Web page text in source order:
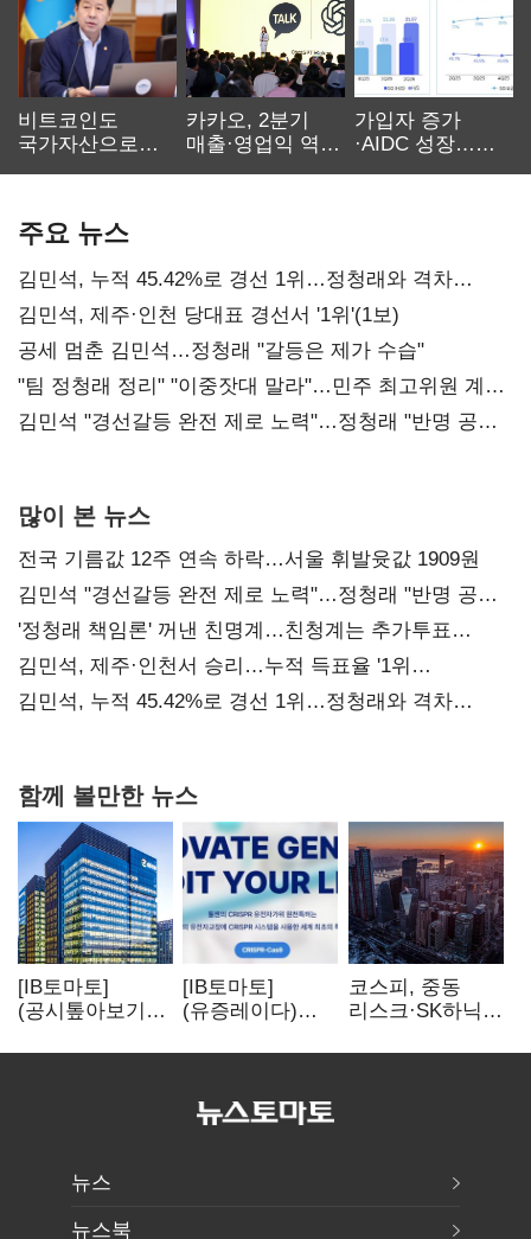
비트코인도
국가자산으로…'
카카오, 2분기
매출·영업익 역대
가입자 증가
·AIDC 성장…
주요 뉴스
김민석, 누적 45.42%로 경선 1위…정청래와 격차
0.86%p(2보)
김민석, 제주·인천 당대표 경선서 '1위'(1보)
공세 멈춘 김민석…정청래 "갈등은 제가 수습"
"팀 정청래 정리" "이중잣대 말라"…민주 최고위원 계파
다툼 격화
김민석 "경선갈등 완전 제로 노력"…정청래 "반명 공세
많이 본 뉴스
전국 기름값 12주 연속 하락…서울 휘발윳값 1909원
김민석 "경선갈등 완전 제로 노력"…정청래 "반명 공세
사과부터"
'정청래 책임론' 꺼낸 친명계…친청계는 추가투표
때리기
김민석, 제주·인천서 승리…누적 득표율 '1위
탈환'(종합)
김민석, 누적 45.42%로 경선 1위…정청래와 격차
함께 볼만한 뉴스
[IB토마토]
(공시톺아보기)
바로 매출로
[IB토마토]
(유증레이다)
3분의 1 토막…
비용부터 챙긴다
코스피, 중동
리스크·SK하닉
뒷걸음
뉴스
뉴스북